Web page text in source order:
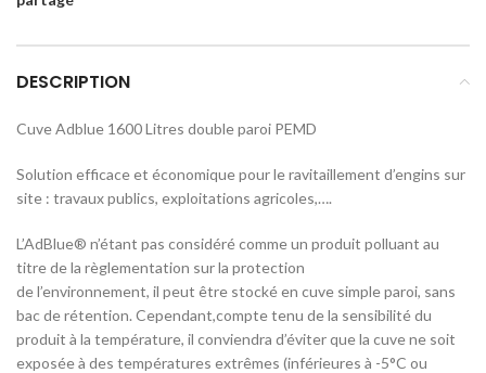
DESCRIPTION
Cuve Adblue 1600 Litres double paroi PEMD
Solution efficace et économique pour le ravitaillement d’engins sur
site : travaux publics, exploitations agricoles,….
L’AdBlue® n’étant pas considéré comme un produit polluant au
titre de la règlementation sur la protection
de l’environnement, il peut être stocké en cuve simple paroi, sans
bac de rétention. Cependant,compte tenu de la sensibilité du
produit à la température, il conviendra d’éviter que la cuve ne soit
exposée à des températures extrêmes (inférieures à -5°C ou